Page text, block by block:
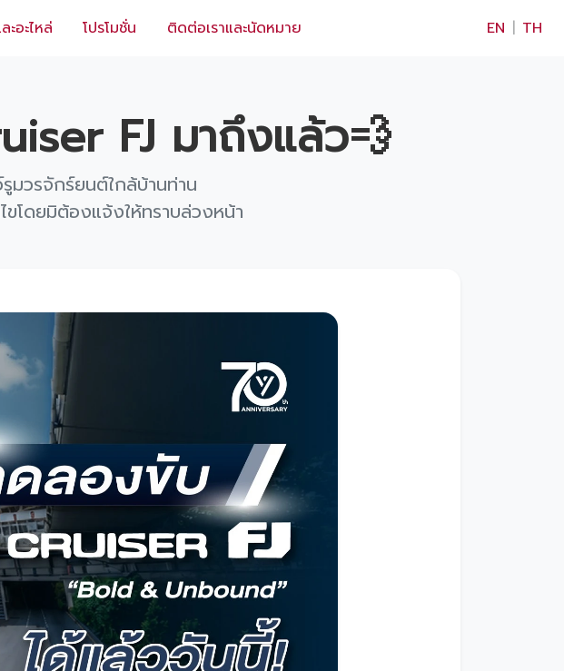
×
าย
อะไหล่ โปรโมชั่น ติดต่อเราและนัดหมาย EN | TH
FJ มาถึงแล้ว💨
มวรจักร์ยนต์ใกล้บ้านท่าน
โดยมิต้องแจ้งให้ทราบล่วงหน้า